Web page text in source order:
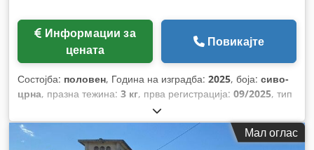
цената
Повикајте
Состојба: половен, Година на изградба: 2025, боја: сиво-
црна, празна тежина: 3 кг, прва регистрација: 09/2025, тип
, тип на пренос:
Мал оглас